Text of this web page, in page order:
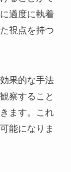
過度に執着
視点を持つ
果的な手法
察すること
ます。これ
能になりま